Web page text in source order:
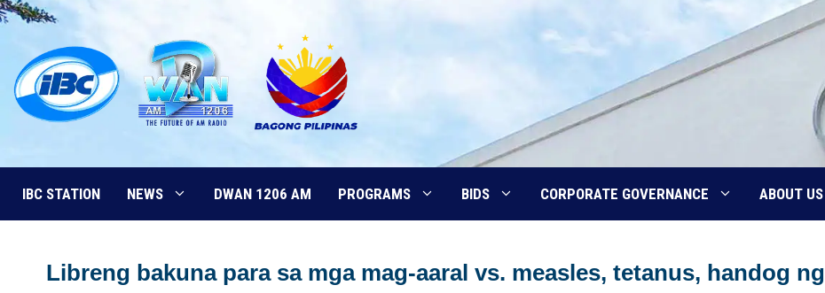
Skip
content
IBC STATION NEWS DWAN 1206 AM PROGRAMS BIDS CORPORATE GOVERNANCE ABOUT US
Libreng bakuna para sa mga mag-aaral vs. measles, tetanus, handog ng